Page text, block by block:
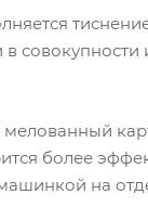
более
на